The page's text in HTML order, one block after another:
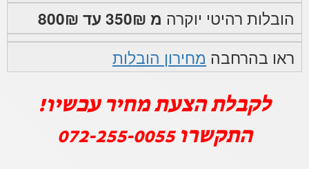
הובלות רהיטי יוקרה מ 350₪ עד 800₪
ראו בהרחבה מחירון הובלות
לקבלת הצעת מחיר עכשיו!
התקשרו072-255-0055